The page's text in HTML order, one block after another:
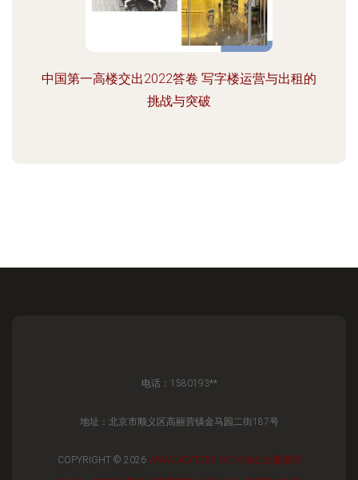
中国第一高楼交出2022答卷 写字楼运营与出租的
挑战与突破
电话：1580193**
地址：北京市顺义区高丽营镇金马园二街187号
COPYRIGHT © 2026 WWW.JCYTZ88.COM 办公大厦管理